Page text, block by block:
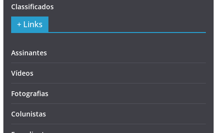
Classificados
+ Links
Assinantes
Vídeos
Fotografias
Colunistas